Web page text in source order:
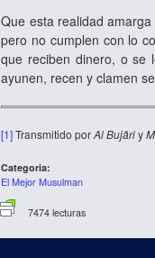
Que esta realidad
pero no cumplen con lo
que reciben dinero, o se
ayunen, recen y clamen
[1]Transmitido porAl Bujâriy
Categoria:
El Mejor Musulman
7474 lecturas